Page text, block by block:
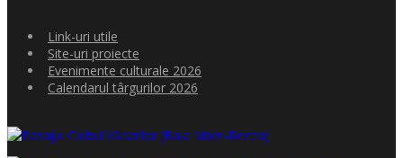
Link-uri utile
Site-uri proiecte
Evenimente culturale 2026
Calendarul târgurilor 2026